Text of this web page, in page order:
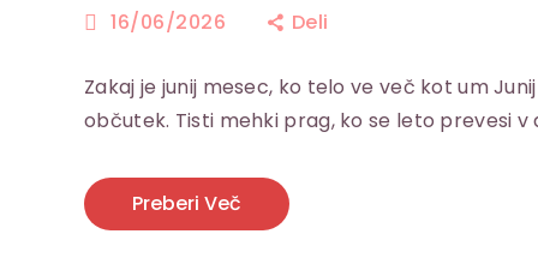
16/06/2026 Deli
Zakaj je junij mesec, ko telo ve več kot um
občutek. Tisti mehki prag, ko se leto prevesi v
Preberi Več